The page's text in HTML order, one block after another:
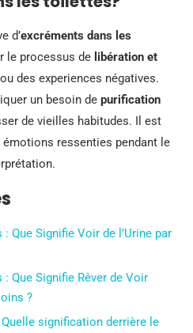
d’excréments dans les
le processus de libération et
des experiences négatives.
un besoin de purification
de vieilles habitudes. Il est
ressenties pendant le
Que Signifie Voir de l’Urine par
Que Signifie Rêver de Voir
?
signification derrière le